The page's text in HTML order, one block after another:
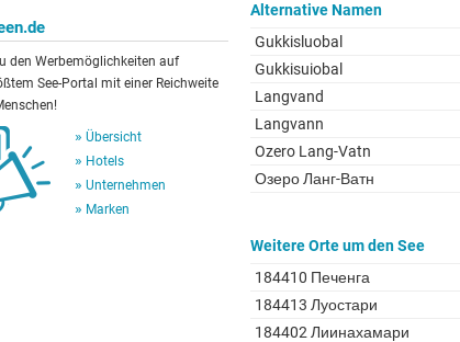
den Werbemöglichkeiten auf
See-Portal mit einer Reichweite
Übersicht
Hotels
Unternehmen
Marken
Alternative Namen
Gukkisluobal
Gukkisuiobal
Langvand
Langvann
Ozero Lang-Vatn
Озеро Ланг-Ватн
Weitere Orte um den See
184410 Печенга
184413 Луостари
184402 Лиинахамари